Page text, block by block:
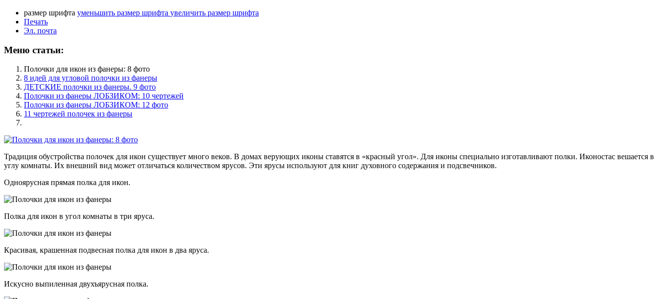
размер шрифта уменьшить размер шрифта увеличить размер шрифта
Печать
Эл. почта
Меню статьи:
Полочки для икон из фанеры: 8 фото
8 идей для угловой полочки из фанеры
ДЕТСКИЕ полочки из фанеры. 9 фото
Полочки из фанеры ЛОБЗИКОМ: 10 чертежей
Полочки из фанеры ЛОБЗИКОМ: 12 фото
11 чертежей полочек из фанеры
Традиция обустройства полочек для икон существует много веков. В домах верующих иконы ставятся в «красный угол». Для иконы специально изготавливают полки. Иконостас вешается в
углу комнаты. Их внешний вид может отличаться количеством ярусов. Эти ярусы используют для книг духовного содержания и подсвечников.
Одноярусная прямая полка для икон.
Полка для икон в угол комнаты в три яруса.
Красивая, крашенная подвесная полка для икон в два яруса.
Искусно выпиленная двухъярусная полка.